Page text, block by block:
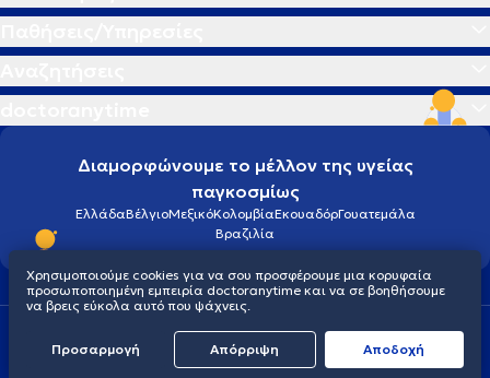
Διαμορφώνουμε το μέλλον της υγείας
παγκοσμίως
ΕλλάδαΒέλγιοΜεξικόΚολομβίαΕκουαδόρΓουατεμάλα
Βραζιλία
Πολιτική προστασίας προσωπικού απορρήτου
© 2026 doctoranytime
Χρησιμοποιούμε cookies για να σου προσφέρουμε μια κορυφαία
προσωποποιημένη εμπειρία doctoranytime και να σε βοηθήσουμε
να βρεις εύκολα αυτό που ψάχνεις.
Προσαρμογή Απόρριψη Aποδοχή